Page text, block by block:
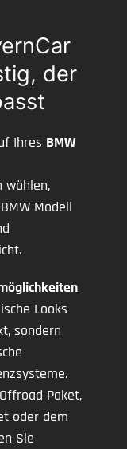
der
Ihres BMW
wählen,
Modell
Looks
sondern
Paket,
oder dem
Sie